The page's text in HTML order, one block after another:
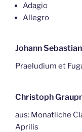
Adagio
Allegro
Johann
Praeludium et
Christoph
aus: Monatliche
Aprilis